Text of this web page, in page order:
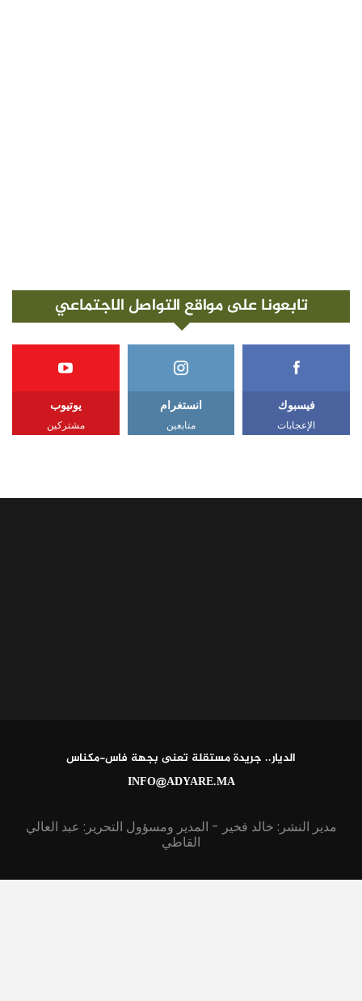
تابعونا على مواقع التواصل الاجتماعي
فيسبوك
الإعجابات
انستغرام
متابعين
يوتيوب
مشتركين
الديار.. جريدة مستقلة تعنى بجهة فاس-مكناس
INFO@ADYARE.MA
مدير النشر: خالد فخير - المدير ومسؤول التحرير: عبد العالي
القاطي